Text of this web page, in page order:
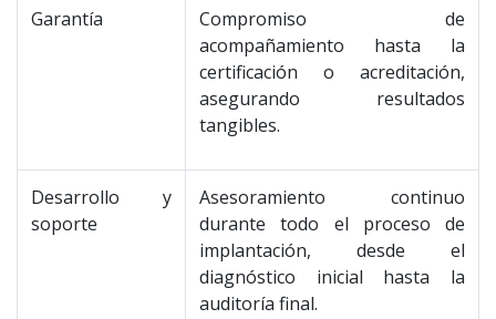
Garantía
Compromiso de
acompañamiento hasta la
certificación o acreditación,
asegurando resultados
tangibles.
Desarrollo y
soporte
Asesoramiento continuo
durante todo el proceso de
implantación, desde el
diagnóstico inicial hasta la
auditoría final.